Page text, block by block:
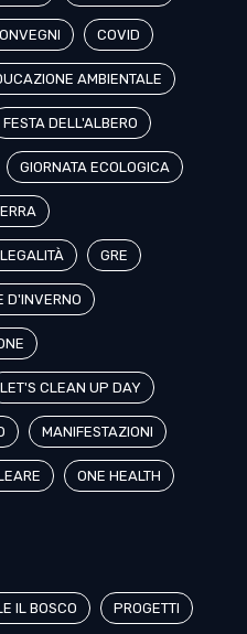
COVID
AMBIENTALE
FESTA DELL'ALBERO
GIORNATA ECOLOGICA
GRE
D'INVERNO
LET'S CLEAN UP DAY
MANIFESTAZIONI
ONE HEALTH
IL BOSCO PROGETTI